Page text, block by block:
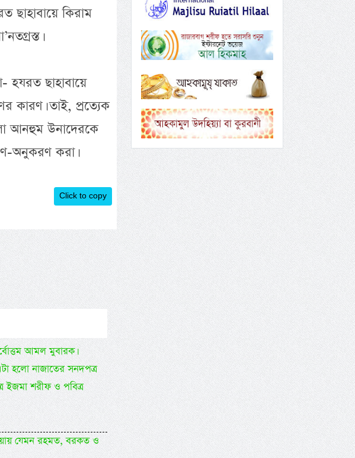
ছাহাবায়ে কিরাম
হযরত ছাহাবায়ে
কারণ। তাই, প্রত্যেক
আনহুম উনাদেরকে
অনুকরণ করা।
Click to copy
আমল মুবারক।
হলো নাজাতের সনদপত্র
ইজমা শরীফ ও পবিত্র
যেমন রহমত, বরকত ও